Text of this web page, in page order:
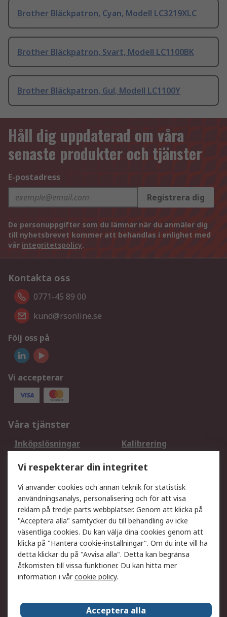
Brother Bläckpatron, Cyan, Modell LC3219XLC
Brother Bläckpatron, Svart, Modell LC1100BK
Brother Bläckpatron, Gul, Modell LC1100Y
Håll dig uppdaterad om våra
senaste produkter och tjänster
E-postadress
Registrera dig
De personuppgifter som du lämnar när du anmäler dig
till nyhetsbrevet kommer att behandlas i enlighet med
vår integritetspolicy.
Kontakta oss
0771-45 89 00
kund@rsonline.se
Följ oss på
Vi accepterar
Våra tjänster
Inköpslösningar
Kalibrering
DesignSpark
Teknisk Support
Ditt lokala säljteam
Exportlösningar
Support
Få hjälp
Retur av varor
Leverans
Spåra din order
Begär en fakturakopi
Fördelar med RS-konto
Betalningsalternativ
Vi respekterar din integritet
Vi använder cookies och annan teknik för statistisk
användningsanalys, personalisering och för att visa
reklam på tredje parts webbplatser. Genom att klicka på
"Acceptera alla" samtycker du till behandling av icke
väsentliga cookies. Du kan välja dina cookies genom att
klicka på "Hantera cookie-inställningar". Om du inte vill ha
detta klickar du på "Avvisa alla". Detta kan begränsa
åtkomsten till vissa funktioner. Du kan hitta mer
information i vårcookie policy.
Acceptera alla